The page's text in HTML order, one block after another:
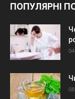
ПОПУЛЯРНІ